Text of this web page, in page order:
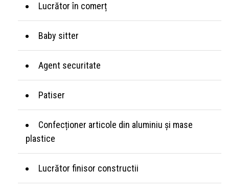
Lucrător în comerț
Baby sitter
Agent securitate
Patiser
Confecționer articole din aluminiu și mase
plastice
Lucrător finisor constructii